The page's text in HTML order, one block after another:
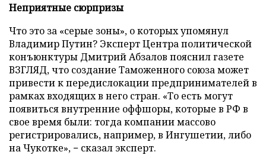
Неприятные сюрпризы
Что это за «серые зоны», о которых упомянул
Владимир Путин? Эксперт Центра политической
конъюнктуры Дмитрий Абзалов пояснил газете
ВЗГЛЯД, что создание Таможенного союза может
привести к передислокации предпринимателей в
рамках входящих в него стран. «То есть могут
появиться внутренние оффшоры, которые в РФ в
свое время были: тогда компании массово
регистрировались, например, в Ингушетии, либо
на Чукотке», − сказал эксперт.